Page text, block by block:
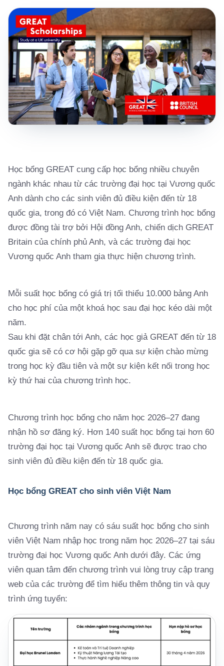
Học bổng GREAT cung cấp học bổng nhiều chuyên
ngành khác nhau từ các trường đại học tại Vương quốc
Anh dành cho các sinh viên đủ điều kiện đến từ 18
quốc gia, trong đó có Việt Nam. Chương trình học bổng
được đồng tài trợ bởi Hội đồng Anh, chiến dịch GREAT
Britain của chính phủ Anh, và các trường đại học
Vương quốc Anh tham gia thực hiện chương trình.
Mỗi suất học bổng có giá trị tối thiểu 10.000 bảng Anh
cho học phí của một khoá học sau đại học kéo dài một
năm.
Sau khi đặt chân tới Anh, các học giả GREAT đến từ 18
quốc gia sẽ có cơ hội gặp gỡ qua sự kiện chào mừng
trong học kỳ đầu tiên và một sự kiện kết nối trong học
kỳ thứ hai của chương trình học.
Chương trình học bổng cho năm học 2026–27 đang
nhận hồ sơ đăng ký. Hơn 140 suất học bổng tại hơn 60
trường đại học tại Vương quốc Anh sẽ được trao cho
sinh viên đủ điều kiện đến từ 18 quốc gia.
Học bổng GREAT cho sinh viên Việt Nam
Chương trình năm nay có sáu suất học bổng cho sinh
viên Việt Nam nhập học trong năm học 2026–27 tại sáu
trường đại học Vương quốc Anh dưới đây. Các ứng
viên quan tâm đến chương trình vui lòng truy cập trang
web của các trường để tìm hiểu thêm thông tin và quy
trình ứng tuyển: